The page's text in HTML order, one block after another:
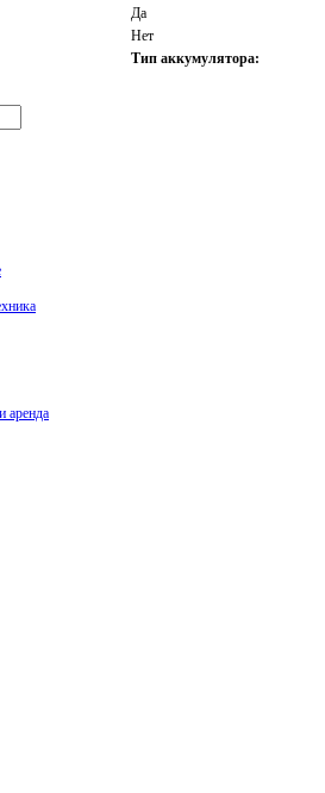
Да
Нет
Тип аккумулятора:
аренда